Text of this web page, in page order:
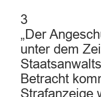
3
„Der
unter dem
Betracht
Strafanzeige